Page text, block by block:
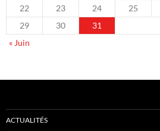
22
23 24 25
29
30
31
« Juin
ACTUALITÉS